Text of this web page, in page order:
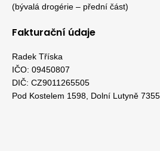
(bývalá drogérie – přední část)
Fakturační údaje
Radek Tříska
IČO: 09450807
DIČ: CZ9011265505
Pod Kostelem 1598, Dolní Lutyně